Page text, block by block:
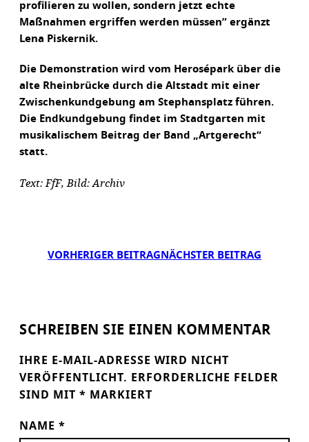
profilieren zu wollen, sondern jetzt echte
Maßnahmen ergriffen werden müssen” ergänzt
Lena Piskernik.
Die Demonstration wird vom Herosépark über die
alte Rheinbrücke durch die Altstadt mit einer
Zwischenkundgebung am Stephansplatz führen.
Die Endkundgebung findet im Stadtgarten mit
musikalischem Beitrag der Band „Artgerecht“
statt.
Text: FfF, Bild: Archiv
VORHERIGER BEITRAG NÄCHSTER BEITRAG
SCHREIBEN SIE EINEN KOMMENTAR
IHRE E-MAIL-ADRESSE WIRD NICHT
VERÖFFENTLICHT.
ERFORDERLICHE FELDER
SIND MIT * MARKIERT
NAME *